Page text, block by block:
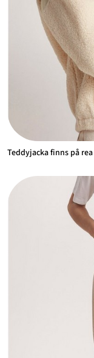
Teddyjacka finns på rea